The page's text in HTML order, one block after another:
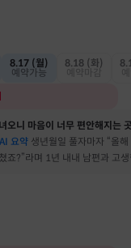
8.17 (월)
예약가능
8.18 (화)
오니 마음이 너무 편안해지는
AI 요약 생년월일 풀자마자 “올
죠?”라며 1년 내내 남편과 고